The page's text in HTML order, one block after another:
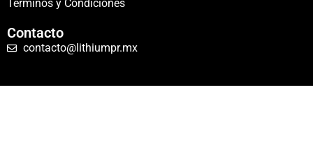
Términos y Condiciones
Contacto
contacto@lithiumpr.mx